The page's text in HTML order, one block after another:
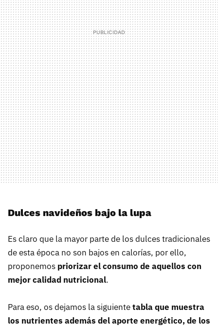
Dulces navideños bajo la lupa
Es claro que la mayor parte de los dulces tradicionales
de esta época no son bajos en calorías, por ello,
proponemos priorizar el consumo de aquellos con
mejor calidad nutricional.
Para eso, os dejamos la siguientetabla que muestra
los nutrientes además del aporte energético, de los